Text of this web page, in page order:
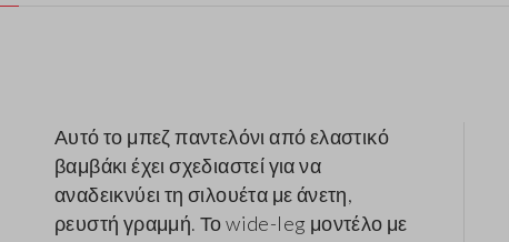
Αυτό το μπεζ παντελόνι από ελαστικό
βαμβάκι έχει σχεδιαστεί για να
αναδεικνύει τη σιλουέτα με άνετη,
ρευστή γραμμή. Το wide-leg μοντέλο με